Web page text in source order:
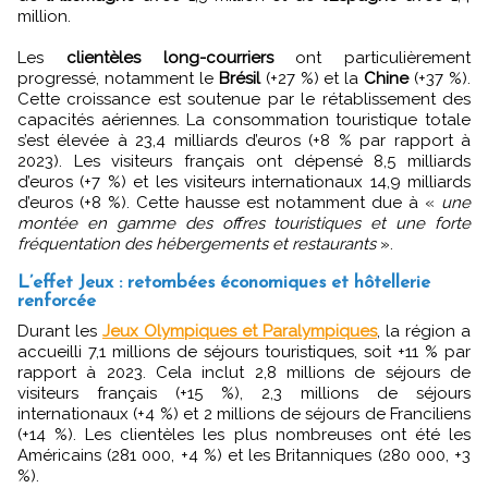
million.
Les clientèles long-courriersont particulièrement
progressé, notamment le Brésil (+27 %) et la Chine (+37 %).
Cette croissance est soutenue par le rétablissement des
capacités aériennes. La consommation touristique totale
s’est élevée à 23,4 milliards d’euros (+8 % par rapport à
2023). Les visiteurs français ont dépensé 8,5 milliards
d’euros (+7 %) et les visiteurs internationaux 14,9 milliards
d’euros (+8 %). Cette hausse est notamment due à « une
montée en gamme des offres touristiques et une forte
fréquentation des hébergements et restaurants».
L’effet Jeux : retombées économiques et hôtellerie
renforcée
Durant les Jeux Olympiques et Paralympiques, la région a
accueilli 7,1 millions de séjours touristiques, soit +11 % par
rapport à 2023. Cela inclut 2,8 millions de séjours de
visiteurs français (+15 %), 2,3 millions de séjours
internationaux (+4 %) et 2 millions de séjours de Franciliens
(+14 %). Les clientèles les plus nombreuses ont été les
Américains (281 000, +4 %) et les Britanniques (280 000, +3
%).